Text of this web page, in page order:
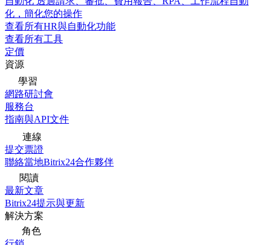
化，簡化您的操作
查看所有HR與自動化功能
查看所有工具
定價
資源
學習
網路研討會
服務台
指南與API文件
連線
提交票證
聯絡當地Bitrix24合作夥伴
閱讀
最新文章
Bitrix24提示與更新
解決方案
角色